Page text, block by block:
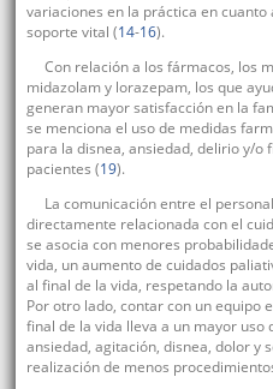
variaciones en la práctica en
soporte vital (14-16).
Con relación a los fármacos, los
midazolam y lorazepam, los que
generan mayor satisfacción en la
se menciona el uso de medidas
para la disnea, ansiedad, delirio y/o
pacientes (19).
La comunicación entre el
directamente relacionada con el
se asocia con menores
vida, un aumento de cuidados
al final de la vida, respetando la
Por otro lado, contar con un equipo
final de la vida lleva a un mayor
ansiedad, agitación, disnea, dolor y
realización de menos